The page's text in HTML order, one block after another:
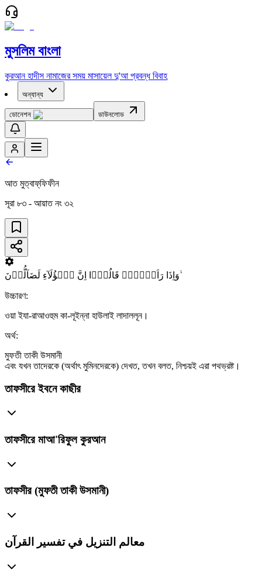
মুসলিম বাংলা
কুরআন হাদীস নামাজের সময় মাসায়েল দু'আ প্রবন্ধ বিবাহ
অন্যান্য
ডোনেশন ডাউনলোড
আত মুত্বাফ্‌ফিফীন
সূরা ৮৩ - আয়াত নং ৩২
وَاِذَا رَاَوۡہُمۡ قَالُوۡۤا اِنَّ ہٰۤؤُلَآءِ لَضَآلُّوۡنَ ۙ
উচ্চারণ:
ওয়া ইযা-রাআওহুম কা-লূইন্না হাউলাই লাদাললূন।
অর্থ:
মুফতী তাকী উসমানী
এবং যখন তাদেরকে (অর্থাৎ মুমিনদেরকে) দেখত, তখন বলত, নিশ্চয়ই এরা পথভ্রষ্ট।
তাফসীরে ইবনে কাছীর
তাফসীরে মাআ'রিফুল কুরআন
তাফসীর (মুফতী তাকী উসমানী)
معالم التنزيل في تفسير القرآن